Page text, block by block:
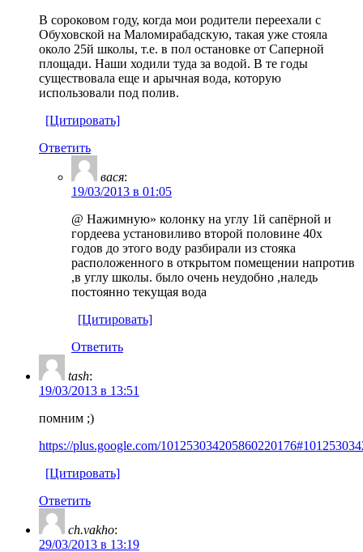
В сороковом году, когда мои родители переехали с
Обуховской на Маломирабадскую, такая уже стояла
около 25й школы, т.е. в пол остановке от Саперной
площади. Наши ходили туда за водой. В те годы
существовала еще и арычная вода, которую
использовали под полив.
[Цитировать]
Ответить
вася:
19/03/2013 в 01:05
@ Нажимную» колонку на углу 1й сапёрной и
гордеева установиливо второй половине 40х
годов до этого воду разбирали из стояка
расположенного в открытом помещении напротив
,в углу школы. было очень неудобно ,наледь
постоянно текущая вода
[Цитировать]
Ответить
tash:
19/03/2013 в 13:51
помним ;)
https://plus.google.com/
[Цитировать]
Ответить
ch.vakho:
29/03/2013 в 13:19